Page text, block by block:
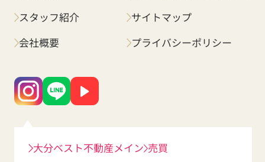
スタッフ紹介
会社概要
サイトマップ
プライバシーポリシー
大分ベスト不動産メイン 売買